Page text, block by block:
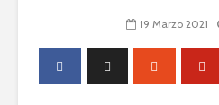
19 Marzo 2021